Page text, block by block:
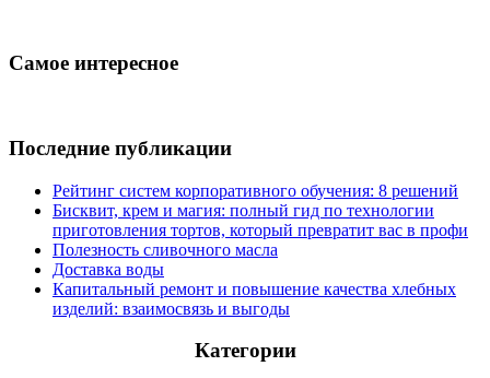
Самое интересное
Последние публикации
Рейтинг систем корпоративного обучения: 8 решений
Бисквит, крем и магия: полный гид по технологии
приготовления тортов, который превратит вас в профи
Полезность сливочного масла
Доставка воды
Капитальный ремонт и повышение качества хлебных
изделий: взаимосвязь и выгоды
Категории